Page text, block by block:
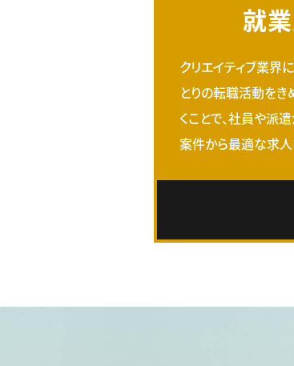
就
クリエイティブ業界
とりの転職活動をき
くことで、社員や派
案件から最適な求人